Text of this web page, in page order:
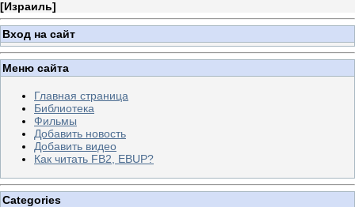
[Израиль]
Вход на сайт
Меню сайта
Главная страница
Библиотека
Фильмы
Добавить новость
Добавить видео
Как читать FB2, EBUP?
Categories